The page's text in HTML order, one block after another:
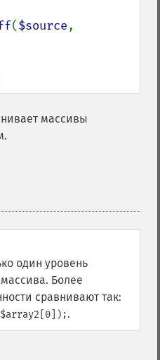
($source
массивы
один уровень
Более
сравнивают так:
.